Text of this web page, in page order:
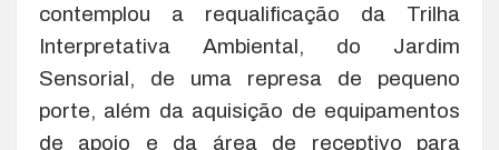
contemplou a requalificação da Trilha
Interpretativa Ambiental, do Jardim
Sensorial, de uma represa de pequeno
porte, além da aquisição de equipamentos
de apoio e da área de receptivo para